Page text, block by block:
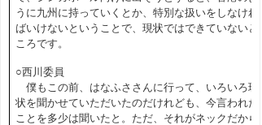
うに九州に持っていくとか、特別な扱いをしなけれ
ばいけないということで、現状ではできていないと
ころです。
○西川委員
僕もこの前、はなふささんに行って、いろいろ現
状を聞かせていただいたのだけれども、今言われた
ことを多少は聞いたと。ただ、それがネックだから